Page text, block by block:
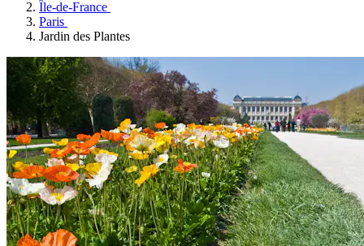
Île-de-France
Paris
Jardin des Plantes